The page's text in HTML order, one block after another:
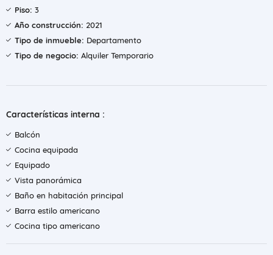
Piso: 3
Año construcción: 2021
Tipo de inmueble: Departamento
Tipo de negocio: Alquiler Temporario
Características interna :
Balcón
Cocina equipada
Equipado
Vista panorámica
Baño en habitación principal
Barra estilo americano
Cocina tipo americano